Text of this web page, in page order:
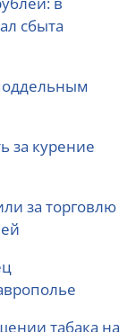
сбыта
за курение
за торговлю
табака на